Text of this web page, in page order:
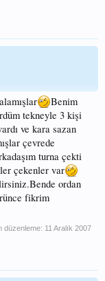
Benim
tekneyle 3 kişi
ve kara sazan
çevrede
turna çekti
çekenler var
ordan
fikrim
düzenleme: 11 Aralık 2007